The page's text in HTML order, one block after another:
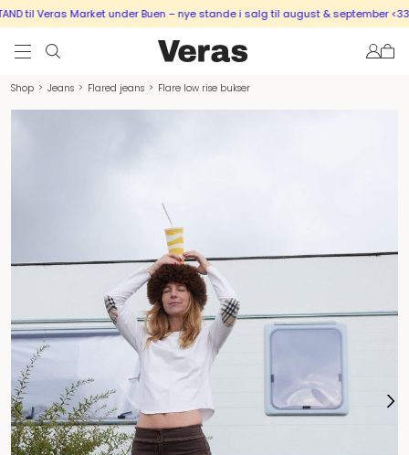
til Veras Market under Buen – nye stande i salg til august & september <333
Shop > Jeans > Flared jeans > Flare low rise bukser